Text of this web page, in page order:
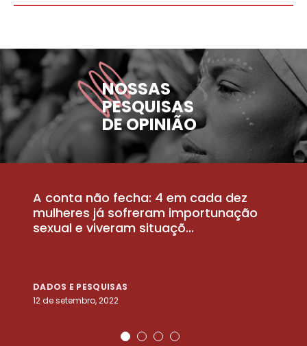
NOSSAS
PESQUISAS
DE OPINIÃO
A conta não fecha: 4 em cada dez
mulheres já sofreram importunação
sexual e viveram situaçõ...
DADOS E PESQUISAS
12 de setembro, 2022